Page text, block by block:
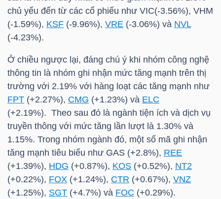
chủ yếu đến từ các cổ phiếu như VIC(-3.56%), VHM
(-1.59%), KSF (-9.96%), VRE (-3.06%) và NVL
(-4.23%).
Ở chiều ngược lại, đáng chú ý khi nhóm công nghệ
thông tin là nhóm ghi nhận mức tăng mạnh trên thị
trường với 2.19% với hàng loạt các tăng mạnh như
FPT (+2.27%), CMG (+1.23%) và ELC
(+2.19%). Theo sau đó là ngành tiện ích và dịch vụ
truyền thông với mức tăng lần lượt là 1.30% và
1.15%. Trong nhóm ngành đó, một số mã ghi nhận
tăng mạnh tiêu biểu như GAS (+2.8%), REE
(+1.39%), HDG (+0.87%), KOS (+0.52%), NT2
(+0.22%), FOX (+1.24%), CTR (+0.67%), VNZ
(+1.25%), SGT (+4.7%) và FOC (+0.29%).
TRÁI
PHIẾU
CÔNG
CỤ
ĐẦU
TƯ
TRUY
XUẤT
DỮ
LIỆU